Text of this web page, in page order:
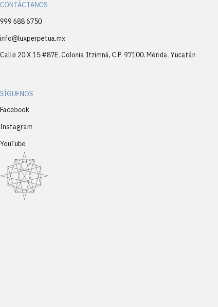
CONTÁCTANOS
999 688 6750
info@luxperpetua.mx
Calle 20 X 15 #87E, Colonia Itzimná, C.P. 97100. Mérida, Yucatán
SÍGUENOS
Facebook
Instagram
YouTube